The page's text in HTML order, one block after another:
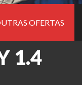
OFERTAS
1.4